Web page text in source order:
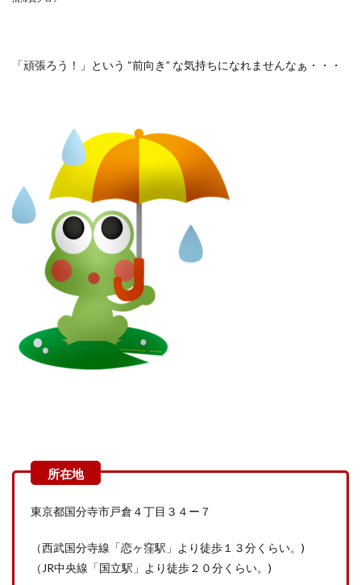
「頑張ろう！」という “前向き” な気持ちになれませんなぁ・・・
東京都国分寺市戸倉４丁目３４ー７
（西武国分寺線「恋ヶ窪駅」より徒歩１３分くらい。 )
（ JR中央線「国立駅」より徒歩２０分くらい。 )